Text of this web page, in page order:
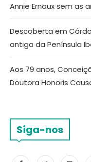
Annie Ernaux sem as
Descoberta em
antiga da Península
Aos 79 anos,
Doutora Honoris
Siga-nos